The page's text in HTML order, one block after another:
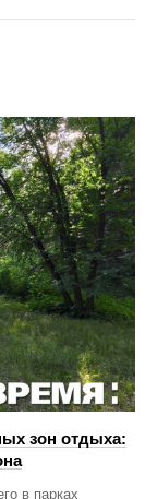
зон отдыха:
в парках